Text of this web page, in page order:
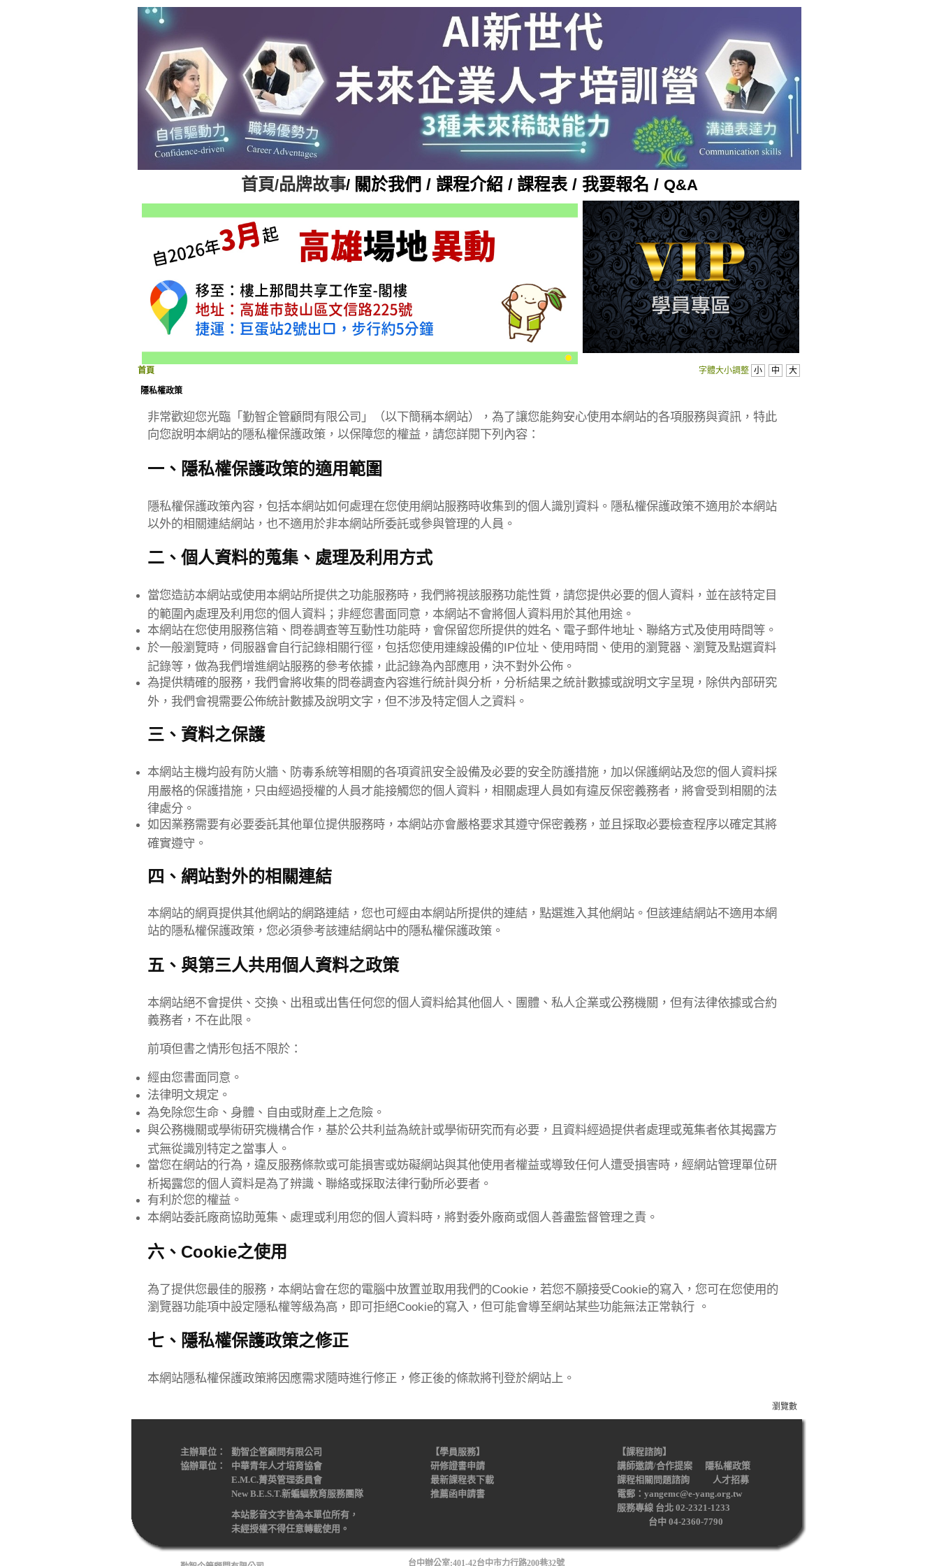
首頁/品牌故事/ 關於我們 / 課程介紹 / 課程表 / 我要報名 / Q&A
首頁 字體大小調整 小 中 大
隱私權政策
非常歡迎您光臨「勤智企管顧問有限公司」（以下簡稱本網站），為了讓您能夠安心使用本網站的各項服務與資訊，特此
向您說明本網站的隱私權保護政策，以保障您的權益，請您詳閱下列內容：
一、隱私權保護政策的適用範圍
隱私權保護政策內容，包括本網站如何處理在您使用網站服務時收集到的個人識別資料。隱私權保護政策不適用於本網站
以外的相關連結網站，也不適用於非本網站所委託或參與管理的人員。
二、個人資料的蒐集、處理及利用方式
當您造訪本網站或使用本網站所提供之功能服務時，我們將視該服務功能性質，請您提供必要的個人資料，並在該特定目
的範圍內處理及利用您的個人資料；非經您書面同意，本網站不會將個人資料用於其他用途。
本網站在您使用服務信箱、問卷調查等互動性功能時，會保留您所提供的姓名、電子郵件地址、聯絡方式及使用時間等。
於一般瀏覽時，伺服器會自行記錄相關行徑，包括您使用連線設備的IP位址、使用時間、使用的瀏覽器、瀏覽及點選資料
記錄等，做為我們增進網站服務的參考依據，此記錄為內部應用，決不對外公佈。
為提供精確的服務，我們會將收集的問卷調查內容進行統計與分析，分析結果之統計數據或說明文字呈現，除供內部研究
外，我們會視需要公佈統計數據及說明文字，但不涉及特定個人之資料。
三、資料之保護
本網站主機均設有防火牆、防毒系統等相關的各項資訊安全設備及必要的安全防護措施，加以保護網站及您的個人資料採
用嚴格的保護措施，只由經過授權的人員才能接觸您的個人資料，相關處理人員如有違反保密義務者，將會受到相關的法
律處分。
如因業務需要有必要委託其他單位提供服務時，本網站亦會嚴格要求其遵守保密義務，並且採取必要檢查程序以確定其將
確實遵守。
四、網站對外的相關連結
本網站的網頁提供其他網站的網路連結，您也可經由本網站所提供的連結，點選進入其他網站。但該連結網站不適用本網
站的隱私權保護政策，您必須參考該連結網站中的隱私權保護政策。
五、與第三人共用個人資料之政策
本網站絕不會提供、交換、出租或出售任何您的個人資料給其他個人、團體、私人企業或公務機關，但有法律依據或合約
義務者，不在此限。
前項但書之情形包括不限於：
經由您書面同意。
法律明文規定。
為免除您生命、身體、自由或財產上之危險。
與公務機關或學術研究機構合作，基於公共利益為統計或學術研究而有必要，且資料經過提供者處理或蒐集者依其揭露方
式無從識別特定之當事人。
當您在網站的行為，違反服務條款或可能損害或妨礙網站與其他使用者權益或導致任何人遭受損害時，經網站管理單位研
析揭露您的個人資料是為了辨識、聯絡或採取法律行動所必要者。
有利於您的權益。
本網站委託廠商協助蒐集、處理或利用您的個人資料時，將對委外廠商或個人善盡監督管理之責。
六、Cookie之使用
為了提供您最佳的服務，本網站會在您的電腦中放置並取用我們的Cookie ，若您不願接受Cookie的寫入，您可在您使用的
瀏覽器功能項中設定隱私權等級為高，即可拒絕Cookie的寫入，但可能會導至網站某些功能無法正常執行 。
七、隱私權保護政策之修正
本網站隱私權保護政策將因應需求隨時進行修正，修正後的條款將刊登於網站上。
瀏覽數
主辦單位：
協辦單位：
勤智企管顧問有限公司
中華青年人才培育協會
E.M.C.菁英管理委員會
New B.E.S.T.新蝙蝠教育服務團隊
本站影音文字皆為本單位所有，
未經授權不得任意轉載使用。
【學員服務】
研修證書申請
最新課程表下載
推薦函申請書
【課程諮詢】
講師邀請/合作提案
隱私權政策
課程相關問題諮詢
人才招募
電郵：yangemc@e-yang.org.tw
服務專線 台北 02-2321-1233
台中 04-2360-7790
台中辦公室:401-42台中市力行路200巷32號